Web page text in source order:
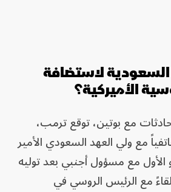
السعودية لاستضافة
الأميركية؟
مع بوتين، توقع ترمب،
مع ولي العهد السعودي الأمير
مع مسؤول أجنبي بعد توليه
مع الرئيس الروسي في